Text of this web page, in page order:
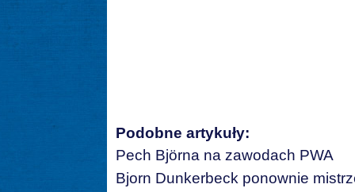
Podobne artykuły:
Pech Björna na zawodach PWA
Bjorn Dunkerbeck ponownie